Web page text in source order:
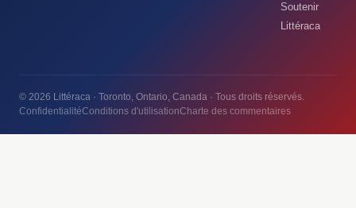
Soutenir
Littéraca
© 2026 Littéraca · Toronto, Ontario, Canada · Tous droits réservés.
ConfidentialitéConditions d'utilisationCharte des commentaires